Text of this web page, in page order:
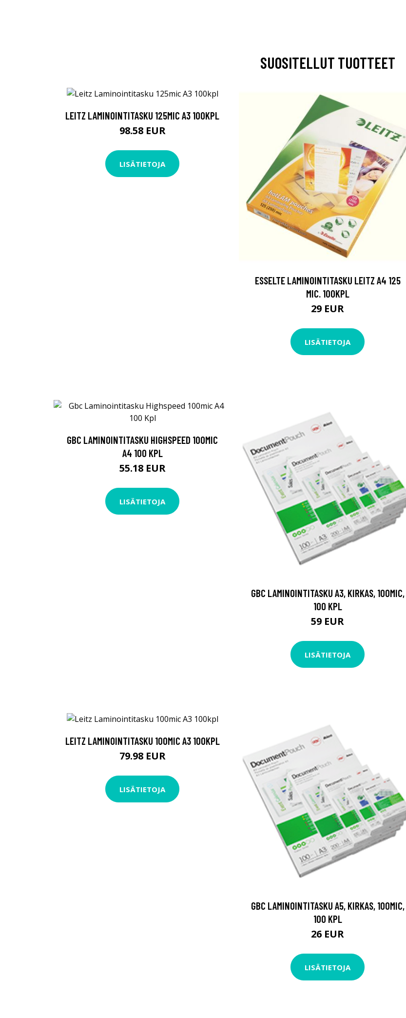
SUOSITELLUT TUOTTEET
LEITZ LAMINOINTITASKU 125MIC A3 100KPL
98.58 EUR
LISÄTIETOJA
ESSELTE LAMINOINTITASKU LEITZ A4 125
MIC. 100KPL
29 EUR
LISÄTIETOJA
GBC LAMINOINTITASKU HIGHSPEED 100MIC
A4 100 KPL
55.18 EUR
LISÄTIETOJA
GBC LAMINOINTITASKU A3, KIRKAS, 100MIC,
100 KPL
59 EUR
LISÄTIETOJA
LEITZ LAMINOINTITASKU 100MIC A3 100KPL
79.98 EUR
LISÄTIETOJA
GBC LAMINOINTITASKU A5, KIRKAS, 100MIC,
100 KPL
26 EUR
LISÄTIETOJA